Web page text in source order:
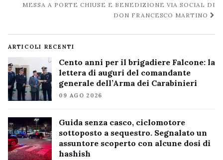
MESSA A PORTE CHIUSE E BENEDIZIONE VIA SOCIAL DI
DON FRANCESCO MARTINO
ARTICOLI RECENTI
Cento anni per il brigadiere Falcone: la
lettera di auguri del comandante
generale dell’Arma dei Carabinieri
09 AGO 2026
Guida senza casco, ciclomotore
sottoposto a sequestro. Segnalato un
assuntore scoperto con alcune dosi di
hashish